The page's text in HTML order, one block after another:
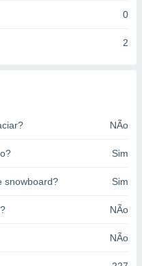
0
2
NÃo
Sim
snowboard? Sim
NÃo
NÃo